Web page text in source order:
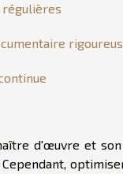
régulières
d'œuvre et